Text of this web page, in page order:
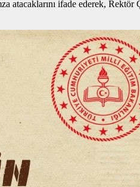
atacaklarını ifade ederek, Rektör